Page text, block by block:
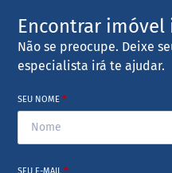
Encontrar imóvel
Não se preocupe. Deixe
especialista irá te ajudar.
SEU NOME*
SEU E-MAIL*